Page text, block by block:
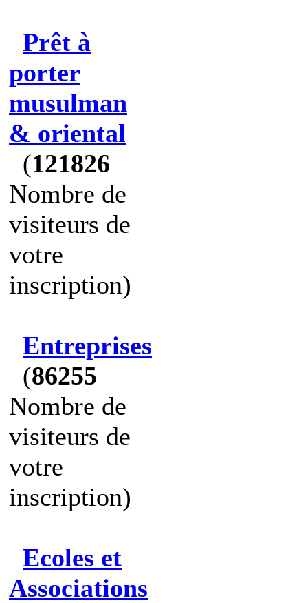
Prêt à
porter
musulman
& oriental
(121826
Nombre de
visiteurs de
votre
inscription)
Entreprises
(86255
Nombre de
visiteurs de
votre
inscription)
Ecoles et
Associations